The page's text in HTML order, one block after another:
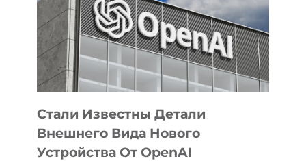
ПО
РАЗВИТИЮ
ЭКОСИСТЕМЫ
ИСКУССТВЕННОГО
ИНТЕЛЛЕКТА
Стали Известны Детали
Внешнего Вида Нового
Устройства От OpenAI